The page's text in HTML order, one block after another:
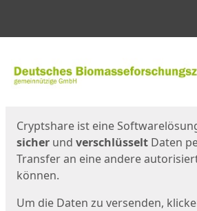
Cryptshare ist eine
sicher und verschlüsselt Daten
Transfer an eine andere
können.
Um die Daten zu versenden,